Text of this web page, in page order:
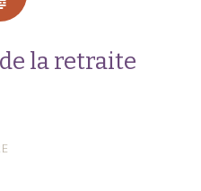
la retraite